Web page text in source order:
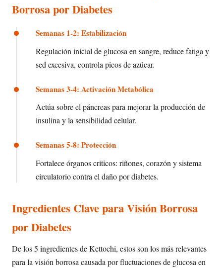
Borrosa por Diabetes
Semanas 1-2: Estabilización
Regulación inicial de glucosa en sangre, reduce fatiga y
sed excesiva, controla picos de azúcar.
Semanas 3-4: Activación Metabólica
Actúa sobre el páncreas para mejorar la producción de
insulina y la sensibilidad celular.
Semanas 5-8: Protección
Fortalece órganos críticos: riñones, corazón y sistema
circulatorio contra el daño por diabetes.
Ingredientes Clave para Visión Borrosa
por Diabetes
De los 5 ingredientes de Kettochi, estos son los más relevantes
para la visión borrosa causada por fluctuaciones de glucosa en